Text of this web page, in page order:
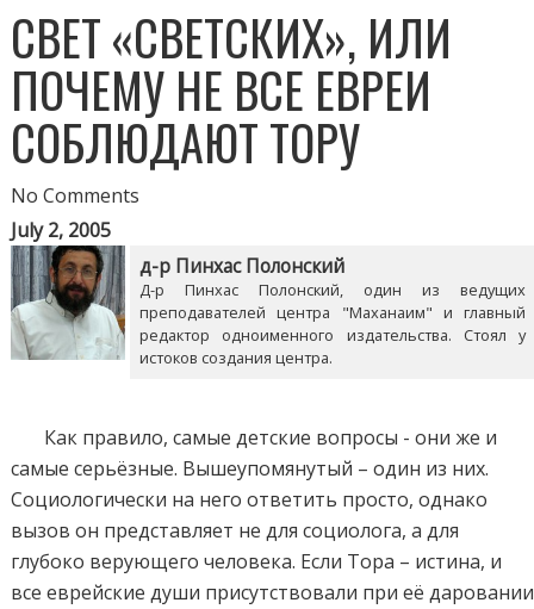
СВЕТ «СВЕТСКИХ», ИЛИ
ПОЧЕМУ НЕ ВСЕ ЕВРЕИ
СОБЛЮДАЮТ ТОРУ
No Comments
July 2, 2005
д-р Пинхас Полонский
Д-р Пинхас Полонский, один из ведущих
преподавателей центра "Маханаим" и главный
редактор одноименного издательства. Стоял у
истоков создания центра.
Как правило, самые детские вопросы - они же и
самые серьёзные. Вышеупомянутый – один из них.
Социологически на него ответить просто, однако
вызов он представляет не для социолога, а для
глубоко верующего человека. Если Тора – истина, и
все еврейские души присутствовали при её даровании